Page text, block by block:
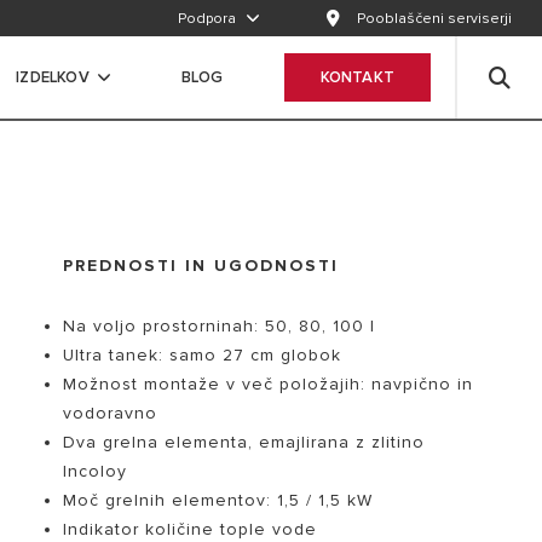
Podpora Pooblaščeni serviserji
IZDELKOV BLOG KONTAKT
PREDNOSTI IN UGODNOSTI
Na voljo prostorninah: 50, 80, 100 l
Ultra tanek: samo 27 cm globok
Možnost montaže v več položajih: navpično in
vodoravno
Dva grelna elementa, emajlirana z zlitino
Incoloy
Moč grelnih elementov: 1,5 / 1,5 kW
Indikator količine tople vode